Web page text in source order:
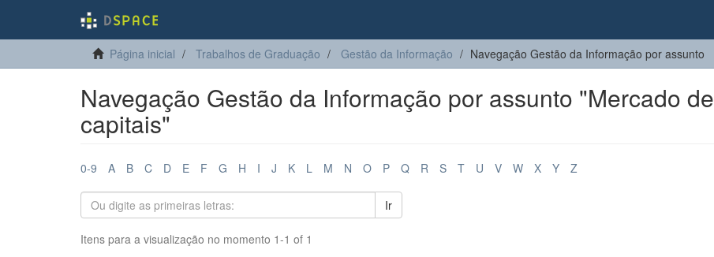
Página inicial Trabalhos de Graduação Gestão da Informação Navegação Gestão da Informação por assunto
Navegação Gestão da Informação por assunto "Mercado de
capitais"
0-9 A B C D E F G H I J K L M N O P Q R S T U V W X Y Z
Ir
Itens para a visualização no momento 1-1 of 1